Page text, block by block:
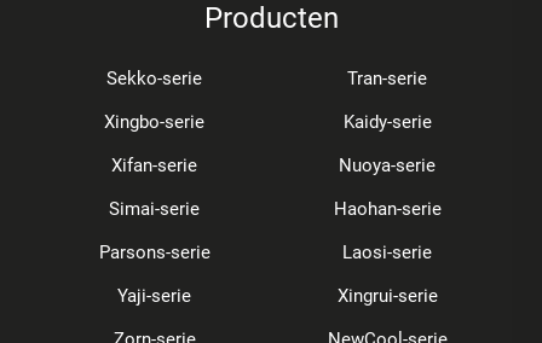
Producten
Sekko-serie
Tran-serie
Xingbo-serie
Kaidy-serie
Xifan-serie
Nuoya-serie
Simai-serie
Haohan-serie
Parsons-serie
Laosi-serie
Yaji-serie
Xingrui-serie